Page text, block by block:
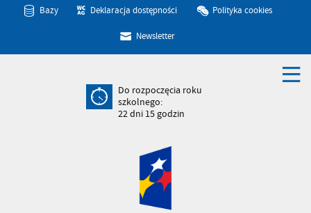
Bazy Deklaracja dostępności Polityka cookies
Newsletter
Do rozpoczęcia roku
szkolnego:
22dni 15godzin